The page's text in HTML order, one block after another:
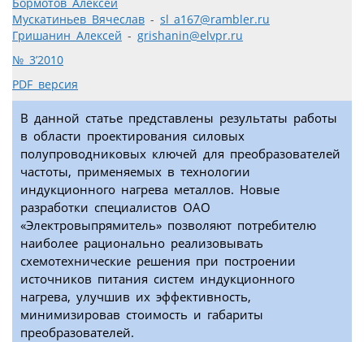
Бормотов Алексей
Мускатиньев Вячеслав - sl_a167@rambler.ru
Гришанин Алексей - grishanin@elvpr.ru
№ 3’2010
PDF версия
В данной статье представлены результаты работы
в области проектирования силовых
полупроводниковых ключей для преобразователей
частоты, применяемых в технологии
индукционного нагрева металлов. Новые
разработки специалистов ОАО
«Электровыпрямитель» позволяют потребителю
наиболее рационально реализовывать
схемотехнические решения при построении
источников питания систем индукционного
нагрева, улучшив их эффективность,
минимизировав стоимость и габариты
преобразователей.